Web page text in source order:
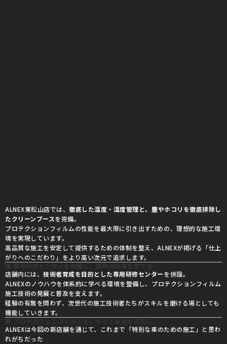
ALNEX東松山店では、徹底した温度・湿度管理と、塵やホコリを徹底排除し
たクリーンブースを完備。
プロテクションフィルムの性能を最大限に引き出すための、理想的な施工環
境を実現しています。
高品質な施工を安定して提供するための体制を整え、ALNEXが掲げる「仕上
がりへのこだわり」をより高い次元で追求します。
店舗内には、技術者育成を目的とした専用研修センターを併設。
ALNEXのノウハウを体系的に学べる環境を整備し、プロテクションフィルム
施工技術の発展と普及を支えます。
経験の有無を問わず、次世代の施工技術者たちがスキルを磨ける場としても
機能していきます。
ALNEXは今回の新店舗を通じて、これまで「特別な車のための施工」と思わ
れがちだった